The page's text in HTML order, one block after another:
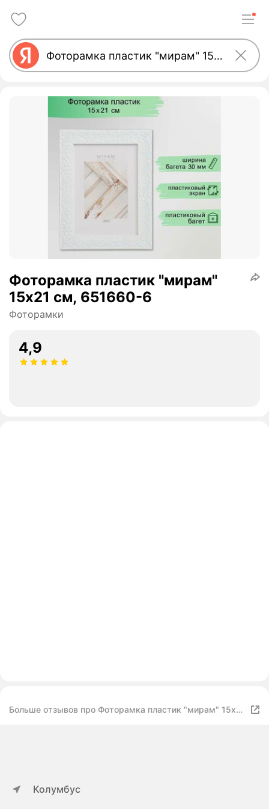
Фоторамка пластик "мирам"
15х21 см, 651660-6
Фоторамки
4,9
Больше отзывов про Фоторамка пластик "мирам" 15х21
Колумбус